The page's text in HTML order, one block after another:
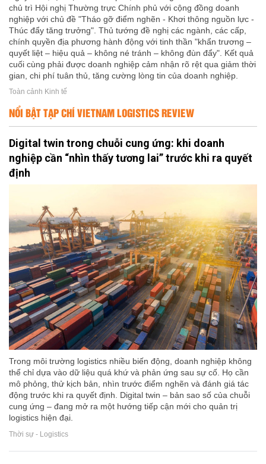
chủ trì Hội nghị Thường trực Chính phủ với cộng đồng doanh
nghiệp với chủ đề "Tháo gỡ điểm nghẽn - Khơi thông nguồn lực -
Thúc đẩy tăng trưởng". Thủ tướng đề nghị các ngành, các cấp,
chính quyền địa phương hành động với tinh thần "khẩn trương –
quyết liệt – hiệu quả – không né tránh – không đùn đẩy". Kết quả
cuối cùng phải được doanh nghiệp cảm nhận rõ rệt qua giảm thời
gian, chi phí tuân thủ, tăng cường lòng tin của doanh nghiệp.
Toàn cảnh Kinh tế
NỔI BẬT TẠP CHÍ VIETNAM LOGISTICS REVIEW
Digital twin trong chuỗi cung ứng: khi doanh
nghiệp cần “nhìn thấy tương lai” trước khi ra quyết
định
Trong môi trường logistics nhiều biến động, doanh nghiệp không
thể chỉ dựa vào dữ liệu quá khứ và phản ứng sau sự cố. Họ cần
mô phỏng, thử kịch bản, nhìn trước điểm nghẽn và đánh giá tác
động trước khi ra quyết định. Digital twin – bản sao số của chuỗi
cung ứng – đang mở ra một hướng tiếp cận mới cho quản trị
logistics hiện đại.
Thời sự - Logistics